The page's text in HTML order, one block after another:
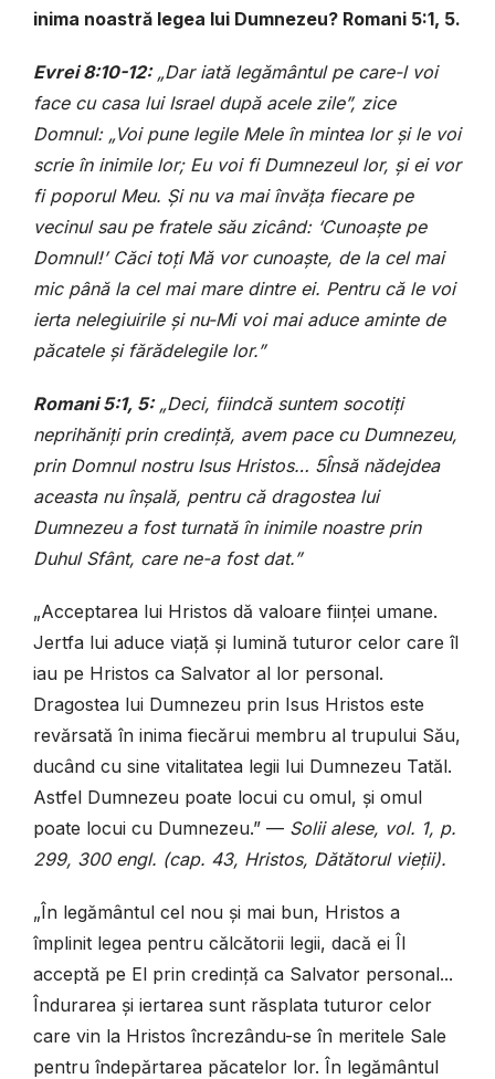
inima noastră legea lui Dumnezeu? Romani 5:1, 5.
Evrei 8:10-12:„Dar iată legământul pe care-l voi
face cu casa lui Israel după acele zile”, zice
Domnul: „Voi pune legile Mele în mintea lor și le voi
scrie în inimile lor; Eu voi fi Dumnezeul lor, și ei vor
fi poporul Meu. Și nu va mai învăța fiecare pe
vecinul sau pe fratele său zicând: ‘Cunoaște pe
Domnul!’ Căci toți Mă vor cunoaște, de la cel mai
mic până la cel mai mare dintre ei. Pentru că le voi
ierta nelegiuirile și nu-Mi voi mai aduce aminte de
păcatele și fărădelegile lor.”
Romani 5:1, 5:„Deci, fiindcă suntem socotiți
neprihăniți prin credință, avem pace cu Dumnezeu,
prin Domnul nostru Isus Hristos… 5Însă nădejdea
aceasta nu înșală, pentru că dragostea lui
Dumnezeu a fost turnată în inimile noastre prin
Duhul Sfânt, care ne-a fost dat.”
„Acceptarea lui Hristos dă valoare ființei umane.
Jertfa lui aduce viață și lumină tuturor celor care îl
iau pe Hristos ca Salvator al lor personal.
Dragostea lui Dumnezeu prin Isus Hristos este
revărsată în inima fiecărui membru al trupului Său,
ducând cu sine vitalitatea legii lui Dumnezeu Tatăl.
Astfel Dumnezeu poate locui cu omul, și omul
poate locui cu Dumnezeu.” — Solii alese, vol. 1, p.
299, 300 engl. (cap. 43, Hristos, Dătătorul vieții).
„În legământul cel nou și mai bun, Hristos a
împlinit legea pentru călcătorii legii, dacă ei Îl
acceptă pe El prin credință ca Salvator personal...
Îndurarea și iertarea sunt răsplata tuturor celor
care vin la Hristos încrezându-se în meritele Sale
pentru îndepărtarea păcatelor lor. În legământul